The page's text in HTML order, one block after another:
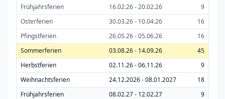
Frühjahrsferien
16.02.26 - 20.02.26
9
Osterferien
30.03.26 - 10.04.26
16
Pfingstferien
26.05.26 - 05.06.26
16
Sommerferien
03.08.26 - 14.09.26
45
Herbstferien
02.11.26 - 06.11.26
9
Weihnachtsferien
24.12.2026 - 08.01.2027
18
Frühjahrsferien
08.02.27 - 12.02.27
9